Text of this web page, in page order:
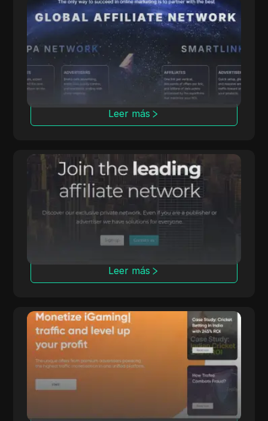
ClickDealer
ClickDealer mejora el ROI de las campañas a
través de múltiples verticales, incluyendo
comercio electrónico y salud.
Leer más
Affmine
Affmine se centra en campañas de alta
conversión con soluciones basadas en análisis
y muros de ofertas.
Leer más
Trafee
Trafee ofrece a los afiliados ingresos a través
de modelos CPC, CPS, CPL y Revshare con
opciones de Smartlink.